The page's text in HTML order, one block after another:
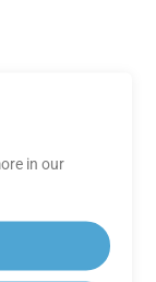
PHP-
in our